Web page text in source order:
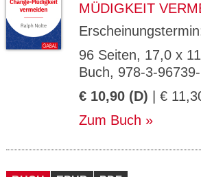
MÜDIGKEIT
96 Seiten, 17,0 x
Buch, 978-3-
€ 10,90 (D) | €
Zum Buch